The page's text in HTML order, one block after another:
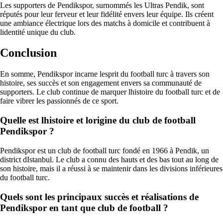
Les supporters de Pendikspor, surnommés les Ultras Pendik, sont
réputés pour leur ferveur et leur fidélité envers leur équipe. Ils créent
une ambiance électrique lors des matchs à domicile et contribuent à
lidentité unique du club.
Conclusion
En somme, Pendikspor incarne lesprit du football turc à travers son
histoire, ses succès et son engagement envers sa communauté de
supporters. Le club continue de marquer lhistoire du football turc et de
faire vibrer les passionnés de ce sport.
Quelle est lhistoire et lorigine du club de football
Pendikspor ?
Pendikspor est un club de football turc fondé en 1966 à Pendik, un
district dIstanbul. Le club a connu des hauts et des bas tout au long de
son histoire, mais il a réussi à se maintenir dans les divisions inférieures
du football turc.
Quels sont les principaux succès et réalisations de
Pendikspor en tant que club de football ?